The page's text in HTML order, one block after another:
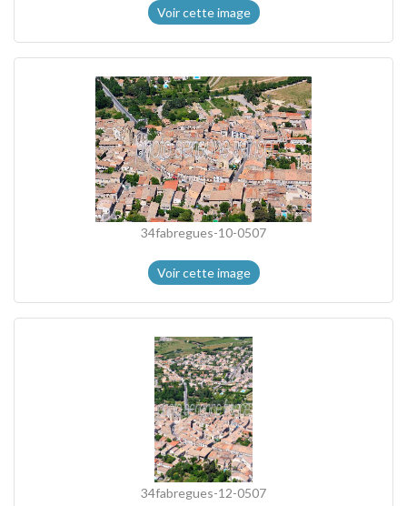
Voir cette image
34fabregues-10-0507
Voir cette image
34fabregues-12-0507